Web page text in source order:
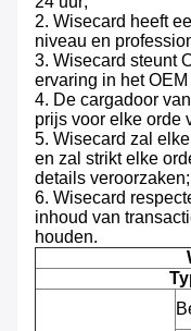
2. Wisecard heeft
niveau en
3. Wisecard steunt
ervaring in het
4. De cargadoor
prijs voor elke orde
5. Wisecard zal
en zal strikt elke
details veroorzaken;
6. Wisecard
inhoud van
houden.